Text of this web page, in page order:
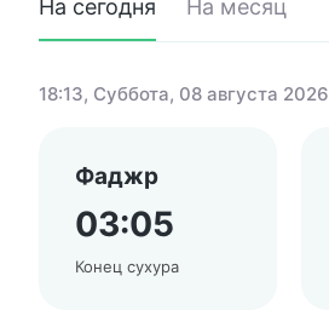
На сегодня На месяц
18:13, Суббота, 08 августа 2026
Фаджр
03:05
Конец сухура